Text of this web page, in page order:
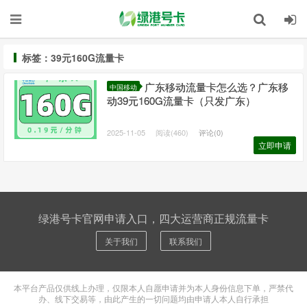
标签：39元160G流量卡
中国移动
广东移动流量卡怎么选？广东移
动39元160G流量卡（只发广东）
2025-11-05 阅读(460) 评论(0)
立即申请
绿港号卡官网申请入口，四大运营商正规流量卡
关于我们 联系我们
本平台产品仅供线上办理，仅限本人自愿申请并为本人身份信息下单，严禁代
办、线下交易等，由此产生的一切问题均由申请人本人自行承担